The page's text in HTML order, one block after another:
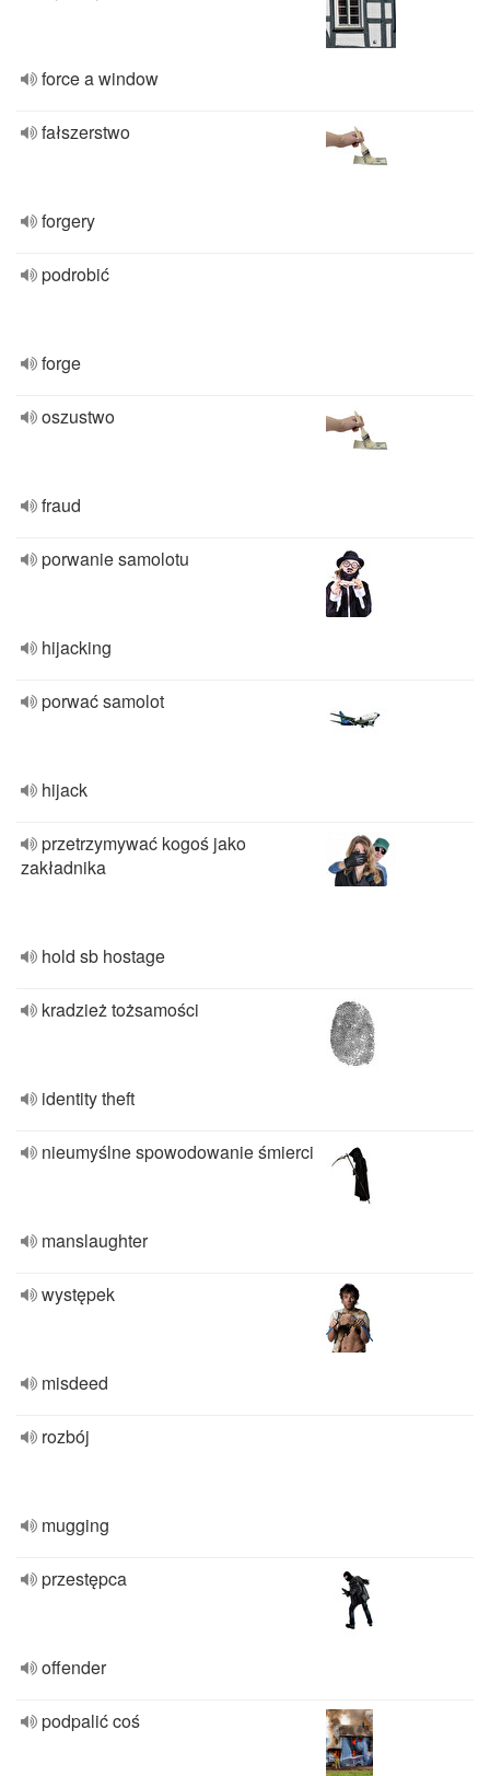
force a window
fałszerstwo
forgery
podrobić
forge
oszustwo
fraud
porwanie samolotu
hijacking
porwać samolot
hijack
przetrzymywać kogoś jako
zakładnika
hold sb hostage
kradzież tożsamości
identity theft
nieumyślne spowodowanie śmierci
manslaughter
występek
misdeed
rozbój
mugging
przestępca
offender
podpalić coś